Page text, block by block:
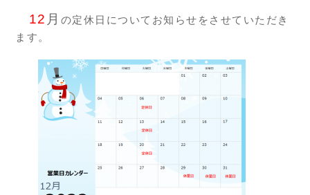
12 月 の定休日についてお知らせをさせていただき
ます。